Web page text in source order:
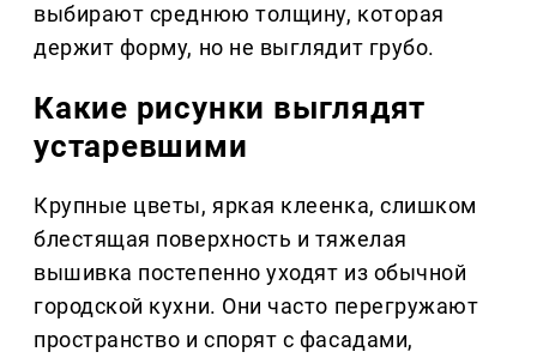
выбирают среднюю толщину, которая
держит форму, но не выглядит грубо.
Какие рисунки выглядят
устаревшими
Крупные цветы, яркая клеенка, слишком
блестящая поверхность и тяжелая
вышивка постепенно уходят из обычной
городской кухни. Они часто перегружают
пространство и спорят с фасадами,